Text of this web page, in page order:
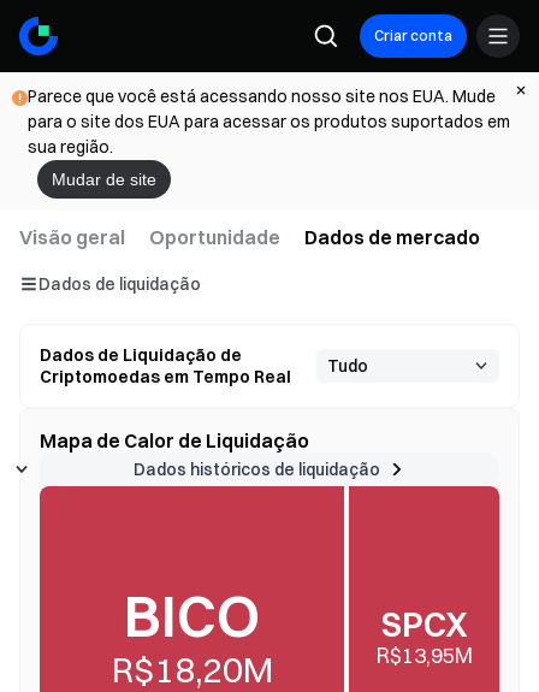
Criar conta
Parece que você está acessando nosso site nos EUA. Mude
para o site dos EUA para acessar os produtos suportados em
sua região.
Mudar de site
Visão geral Oportunidade Dados de mercado
Dados de liquidação
Dados de Liquidação de
Criptomoedas em Tempo Real
Mapa de Calor de Liquidação
Dados históricos de liquidação
BICO
R$18,20M
SPCX
R$13,95M